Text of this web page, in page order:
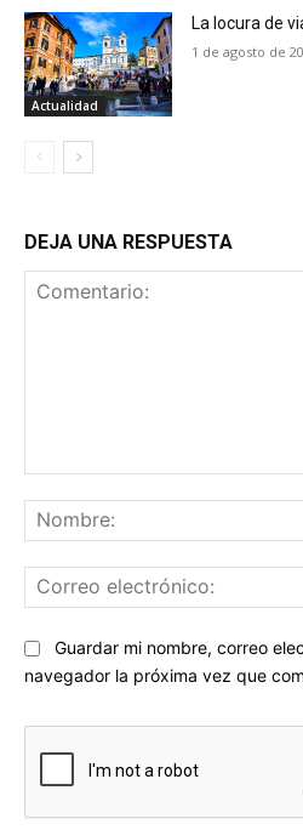
Actualidad
La locura de
1 de agosto de
DEJA UNA RESPUESTA
Sitio
web:
Guardar mi nombre, correo
navegador la próxima vez que